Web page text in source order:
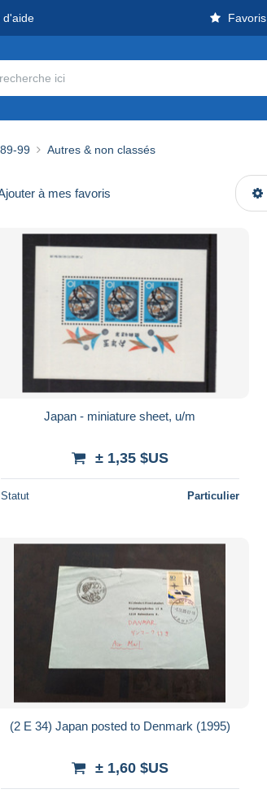
d'aide Favoris
99 Autres & non classés
à mes favoris
Japan - miniature sheet, u/m
± 1,35 $US
Statut Particulier
(2 E 34) Japan posted to Denmark (1995)
± 1,60 $US